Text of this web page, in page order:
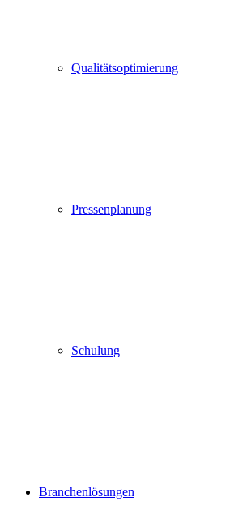
Qualitätsoptimierung
Pressenplanung
Schulung
Branchenlösungen